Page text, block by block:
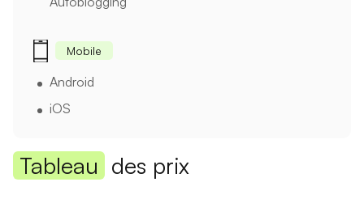
Mobile
Android
iOS
Tableau des prix